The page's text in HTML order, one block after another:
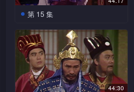
君之微妙感情关系，二人建立
友谊。九妹见孟尝君意志消
沉，加以安慰，二人发生肉体
关系。
推荐孟尝君为相，范睢欲乘机
离信陵、孟感情，孟尝君未中
拜信陵君为相。范睢布局，使
安厘王误会信陵君欲杀他夺
位。
忿，携子投奔西秦，安厘王立
如姬为后，信陵君屡劝无效，
担心此事会危害魏之安危。齐
国国事日非，孟尝君忧心至
病。及后，燕国进攻齐国，齐
国兵败如山倒，齐湣王更病
死，孟尝君求安厘王出兵相
第 15 集
重，范睢暗中决定借秦之力一
统天下。范睢博得秦昭王欢
心，封为客卿，范睢施计，令
秦昭王先废丞相魏冉，再除白
起兵权，封范睢为相，范睢军
44:30